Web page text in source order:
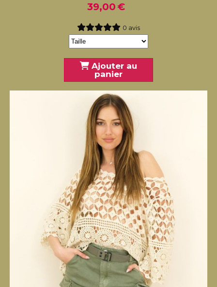
39,00 €
0 avis
Ajouter au
panier